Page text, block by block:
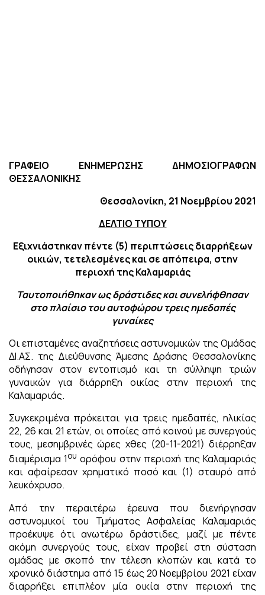
ΓΡΑΦΕΙΟ ΕΝΗΜΕΡΩΣΗΣ ΔΗΜΟΣΙΟΓΡΑΦΩΝ
ΘΕΣΣΑΛΟΝΙΚΗΣ
Θεσσαλονίκη, 21 Νοεμβρίου 2021
ΔΕΛΤΙΟ ΤΥΠΟΥ
Εξιχνιάστηκαν πέντε (5) περιπτώσεις διαρρήξεων
οικιών, τετελεσμένες και σε απόπειρα, στην
περιοχή της Καλαμαριάς
Ταυτοποιήθηκαν ως δράστιδες και συνελήφθησαν
στο πλαίσιο του αυτοφώρου τρεις ημεδαπές
γυναίκες
Οι επισταμένες αναζητήσεις αστυνομικών της Ομάδας
ΔΙ.ΑΣ. της Διεύθυνσης Άμεσης Δράσης Θεσσαλονίκης
οδήγησαν στον εντοπισμό και τη σύλληψη τριών
γυναικών για διάρρηξη οικίας στην περιοχή της
Καλαμαριάς.
Συγκεκριμένα πρόκειται για τρεις ημεδαπές, ηλικίας
22, 26 και 21 ετών, οι οποίες από κοινού με συνεργούς
τους, μεσημβρινές ώρες χθες (20-11-2021) διέρρηξαν
διαμέρισμα 1ου ορόφου στην περιοχή της Καλαμαριάς
και αφαίρεσαν χρηματικό ποσό και (1) σταυρό από
λευκόχρυσο.
Από την περαιτέρω έρευνα που διενήργησαν
αστυνομικοί του Τμήματος Ασφαλείας Καλαμαριάς
προέκυψε ότι ανωτέρω δράστιδες, μαζί με πέντε
ακόμη συνεργούς τους, είχαν προβεί στη σύσταση
ομάδας με σκοπό την τέλεση κλοπών και κατά το
χρονικό διάστημα από 15 έως 20 Νοεμβρίου 2021 είχαν
διαρρήξει επιπλέον μία οικία στην περιοχή της